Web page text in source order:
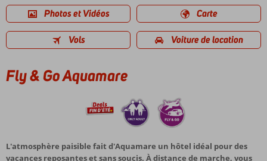
Photos et Vidéos Carte
Vols Voiture de location
Fly & Go Aquamare
L'atmosphère paisible fait d'Aquamare un hôtel idéal pour des
vacances reposantes et sans soucis. À distance de marche, vous